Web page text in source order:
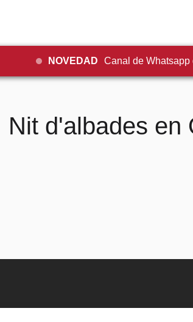
NOVEDAD Canal de Whatsapp
Nit d'albades en